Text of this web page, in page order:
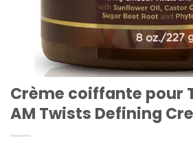
Crème coiffante pour
AM Twists Defining